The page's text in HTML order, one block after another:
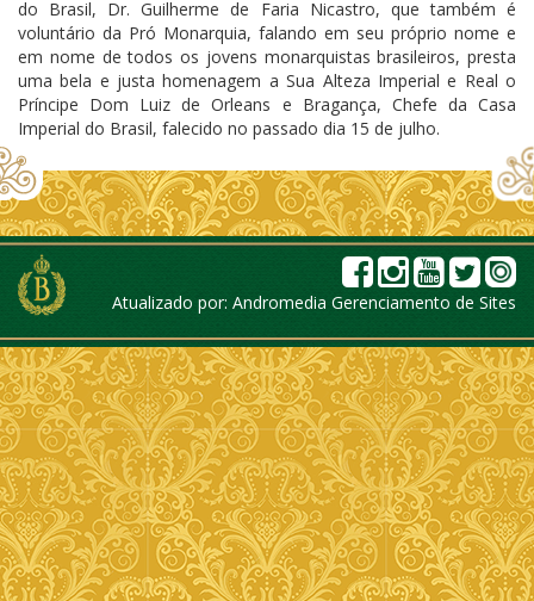
do Brasil, Dr. Guilherme de Faria Nicastro, que também é
voluntário da Pró Monarquia, falando em seu próprio nome e
em nome de todos os jovens monarquistas brasileiros, presta
uma bela e justa homenagem a Sua Alteza Imperial e Real o
Príncipe Dom Luiz de Orleans e Bragança, Chefe da Casa
Imperial do Brasil, falecido no passado dia 15 de julho.
Atualizado por: Andromedia Gerenciamento de Sites